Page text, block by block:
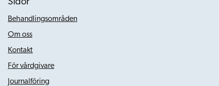
Sidor
Behandlingsområden
Om oss
Kontakt
För vårdgivare
Journalföring